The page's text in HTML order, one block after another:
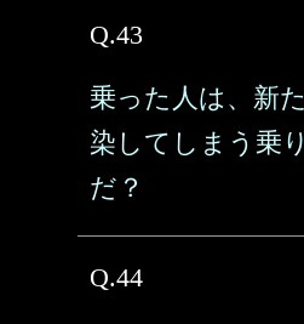
Q.43
乗った人は、新
染してしまう乗
だ？
Q.44